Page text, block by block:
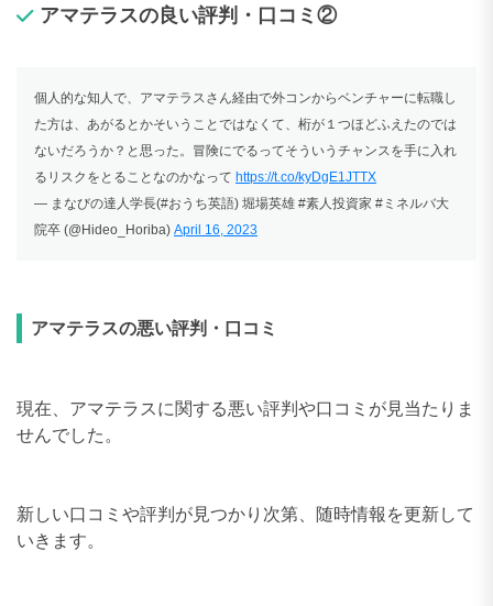
アマテラスの良い評判・口コミ②
個人的な知人で、アマテラスさん経由で外コンからベンチャーに転職し
た方は、あがるとかそいうことではなくて、桁が１つほどふえたのでは
ないだろうか？と思った。冒険にでるってそういうチャンスを手に入れ
るリスクをとることなのかなって https://t.co/kyDgE1JTTX
— まなびの達人学長(#おうち英語) 堀場英雄 #素人投資家 #ミネルバ大
院卒 (@Hideo_Horiba) April 16, 2023
アマテラスの悪い評判・口コミ
現在、アマテラスに関する悪い評判や口コミが見当たりま
せんでした。
新しい口コミや評判が見つかり次第、随時情報を更新して
いきます。